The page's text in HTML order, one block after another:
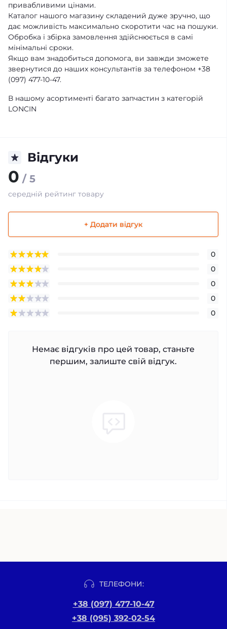
привабливими цінами.
Каталог нашого магазину складений дуже зручно, що
дає можливість максимально скоротити час на пошуки.
Обробка і збірка замовлення здійснюється в самі
мінімальні сроки.
Якщо вам знадобиться допомога, ви завжди зможете
звернутися до наших консультантів за телефоном +38
(097) 477-10-47.
В нашому асортименті багато запчастин з категорій
LONCIN
Відгуки
0 / 5
середній рейтинг товару
+ Додати відгук
0
0
0
0
0
Немає відгуків про цей товар, станьте
першим, залиште свій відгук.
ТЕЛЕФОНИ:
+38 (097) 477-10-47
+38 (095) 392-02-54